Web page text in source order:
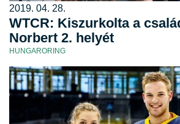
2019. 04. 28.
WTCR: Kiszurkolta a
Norbert 2. helyét
HUNGARORING